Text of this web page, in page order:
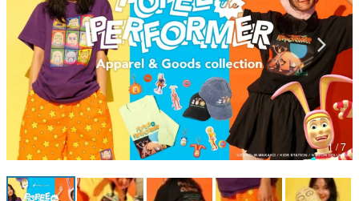
イニーP氏が徹底調査。
カテゴリ
特集記事
マンガ
女性向け
アプリレビュー
1 / 7